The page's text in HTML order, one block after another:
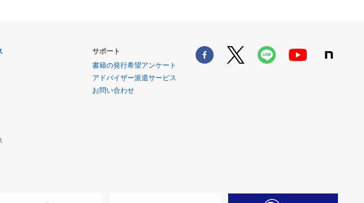
サポート
書籍の発行希望アンケート
アドバイザー派遣サービス
お問い合わせ